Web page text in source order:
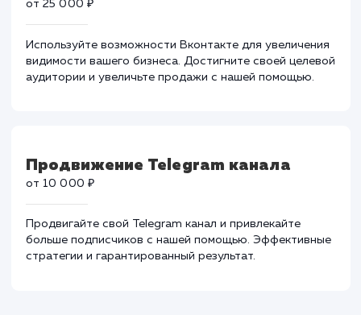
помочь вам достичь своей целевой аудитории с
помощью эффективного продвижения в социальных
сетях.
от 25 000 ₽
Используйте возможности Вконтакте для
видимости вашего бизнеса. Достигните своей
аудитории и увеличьте продажи с нашей помощью.